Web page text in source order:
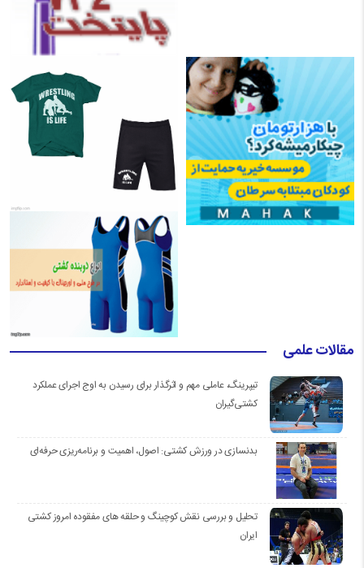
مقالات علمی
تیپرینگ، عاملی مهم و اثرگذار برای رسیدن به اوج اجرای عملکرد
کشتی‌گیران
بدنسازی در ورزش کشتی: اصول، اهمیت و برنامه‌ریزی حرفه‌ای
تحلیل و بررسی نقش کوچینگ و حلقه های مفقوده امروز کشتی
ایران